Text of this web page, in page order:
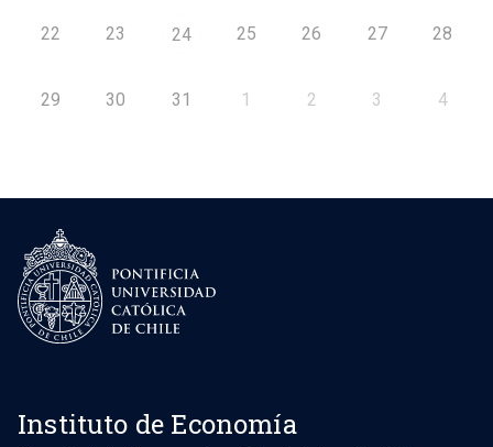
22 23 24 25 26 27 28
29 30 31 1 2 3 4
Instituto de Economía